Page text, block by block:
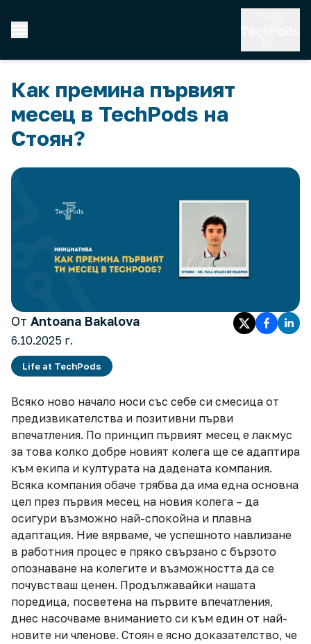
Как премина първият
месец в TechPods на
Стоян?
От Antoana Bakalova
6.10.2025 г.
Life at TechPods
Всяко ново начало носи със себе си смесица от
предизвикателства и позитивни първи
впечатления. По принцип първият месец е лакмус
за това колко добре новият колега ще се адаптира
към екипа и културата на дадената компания.
Всяка компания обаче трябва да има една основна
цел през първия месец на новия колега – да
осигури възможно най-спокойна и плавна
адаптация. Ние вярваме, че успешното навлизане
в работния процес е пряко свързано с бързото
опознаване на колегите и възможността да се
почувстваш ценен. Продължавайки нашата
поредица, посветена на първите впечатления,
днес насочваме вниманието си към един от най-
новите ни членове. Стоян е ясно доказателство, че